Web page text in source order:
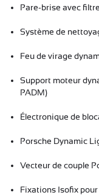
Pare-brise avec
Système de
Feu de virage
Support moteur
PADM)
Électronique de
Porsche Dynamic
Vecteur de couple
Fixations Isofix